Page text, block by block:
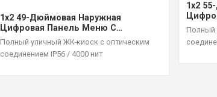
1x2 49-Дюймовая Наружная
Цифровая Панель Меню С
Оптическим Решением Для
Склеивания, Высокая Яркость 4000
Нит
Полный уличный ЖК-киоск с оптическим
соединением IP56 / 4000 нит
1x2
Нит
Полный